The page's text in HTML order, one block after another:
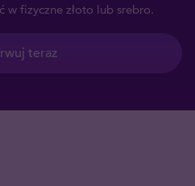
w fizyczne złoto lub srebro.
teraz